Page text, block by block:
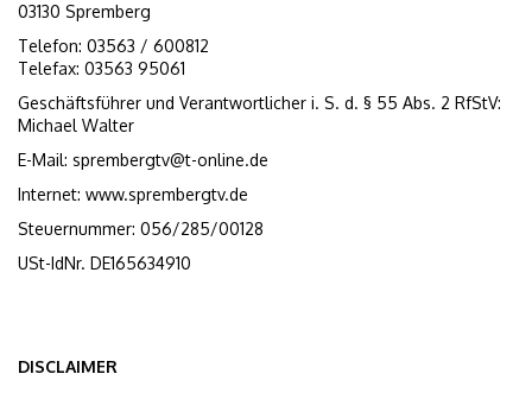
03130 Spremberg
Telefon: 03563 / 600812
Telefax: 03563 95061
Geschäftsführer und Verantwortlicher i. S. d. § 55 Abs. 2 RfStV:
Michael Walter
E-Mail: sprembergtv@t-online.de
Internet: www.sprembergtv.de
Steuernummer: 056/285/00128
USt-IdNr. DE165634910
DISCLAIMER